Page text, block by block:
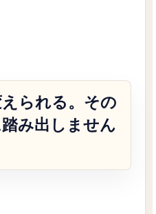
られる。その
み出しません